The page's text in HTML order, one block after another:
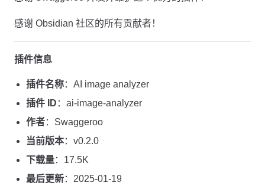
感谢 Obsidian 社区的所有贡献者！
插件信息
插件名称：AI image analyzer
插件 ID ：ai-image-analyzer
作者：Swaggeroo
当前版本：v0.2.0
下载量：17.5K
最后更新：2025-01-19